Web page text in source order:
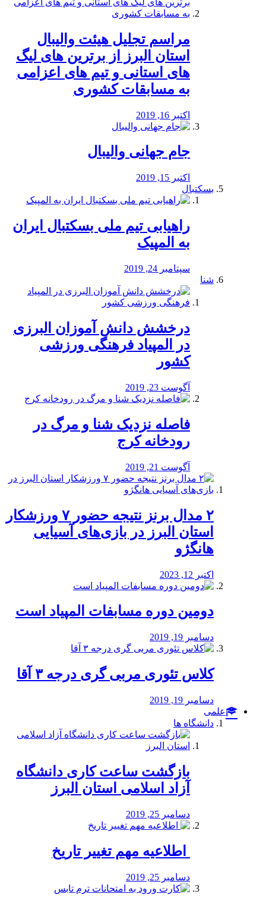
مراسم تجلیل هیئت والیبال
استان البرز از برترین های لیگ
های استانی و تیم های اعزامی
به مسابقات کشوری
اکتبر 16, 2019
جام جهانی والیبال
اکتبر 15, 2019
بسکتبال
راهیابی تیم ملی بسکتبال ایران
به المپیک
سپتامبر 24, 2019
شنا
درخشش دانش آموزان البرزی
در المپیاد فرهنگی ورزشی
کشور
آگوست 23, 2019
️فاصله نزدیک شنا و مرگ در
رودخانه کرج
آگوست 21, 2019
۲ مدال برنز نتیجه حضور ۷ ورزشکار
استان البرز در بازی‌های آسیایی
هانگژو
اکتبر 12, 2023
دومین دوره مسابفات المپیاد است
دسامبر 19, 2019
کلاس تئوری مربی گری درجه ۳ آقا
دسامبر 19, 2019
علمی
دانشگاه ها
بازگشت ساعت کاری دانشگاه
آزاد اسلامی استان البرز
دسامبر 25, 2019
️ اطلاعیه مهم تغییر تاریخ
دسامبر 25, 2019